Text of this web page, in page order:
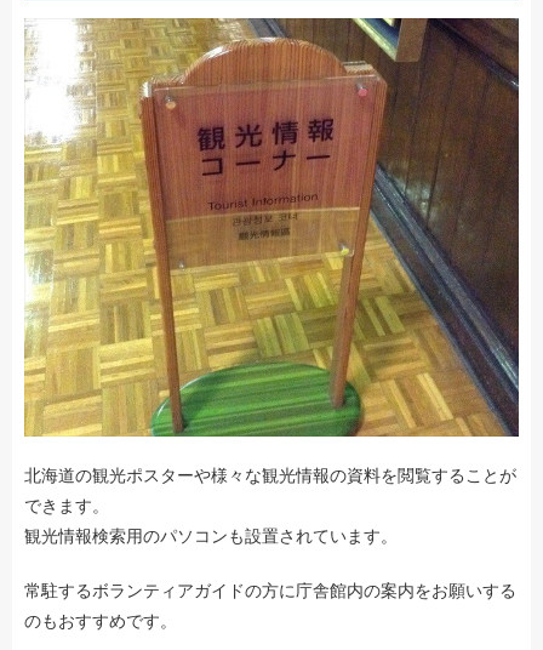
北海道の観光ポスターや様々な観光情報の資料を閲覧することが
できます。
観光情報検索用のパソコンも設置されています。
常駐するボランティアガイドの方に庁舎館内の案内をお願いする
のもおすすめです。